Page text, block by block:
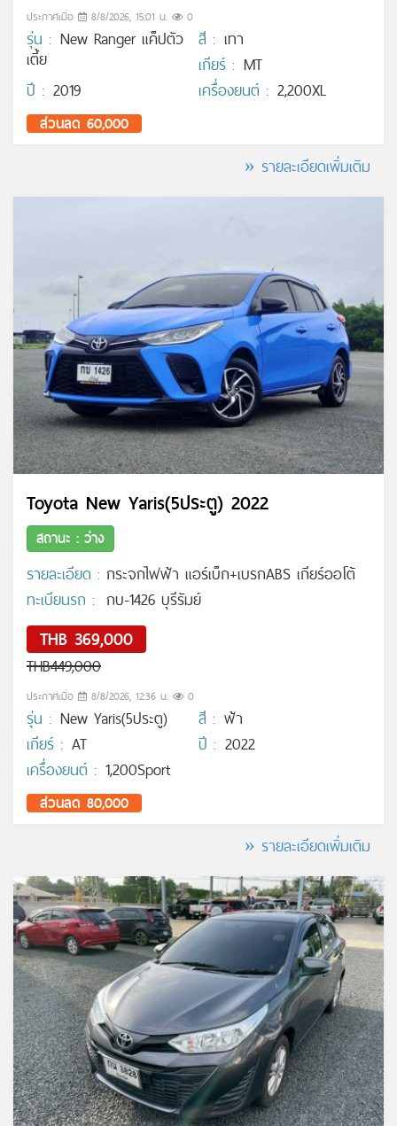
ประกาศเมื่อ 8/8/2026, 15:01 น. 0
รุ่น : New Ranger แค็ปตัว
เตี้ย
สี : เทา
เกียร์ : MT
ปี : 2019 เครื่องยนต์ : 2,200XL
ส่วนลด 60,000
» รายละเอียดเพิ่มเติม
Toyota New Yaris(5ประตู) 2022
สถานะ : ว่าง
รายละเอียด : กระจกไฟฟ้า แอร์เบ็ก+เบรกABS เกียร์ออโต้
ทะเบียนรถ : กบ-1426 บุรีรัมย์
THB 369,000
THB449,000
ประกาศเมื่อ 8/8/2026, 12:36 น. 0
รุ่น : New Yaris(5ประตู) สี : ฟ้า
เกียร์ : AT ปี : 2022
เครื่องยนต์ : 1,200Sport
ส่วนลด 80,000
» รายละเอียดเพิ่มเติม